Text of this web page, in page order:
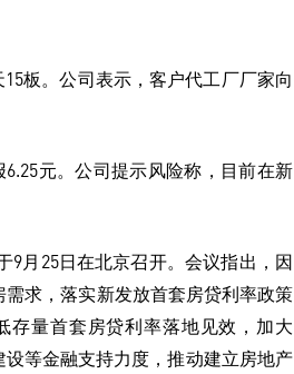
板。公司表示，客户代工厂厂家向
元。公司提示风险称，目前在新
9月25日在北京召开。会议指出，因
求，落实新发放首套房贷利率政策
存量首套房贷利率落地见效，加大
等金融支持力度，推动建立房地产